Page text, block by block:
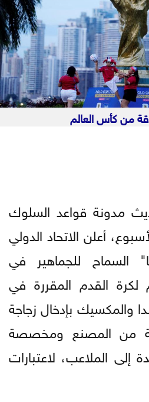
من كأس العالم
مدونة قواعد السلوك
أعلن الاتحاد الدولي
السماح للجماهير في
لكرة القدم المقررة في
والمكسيك بإدخال زجاجة
من المصنع ومخصصة
إلى الملاعب، لاعتبارات